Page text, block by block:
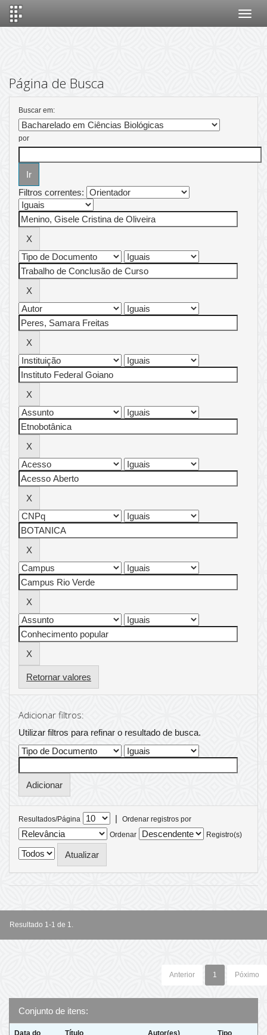
Página de Busca
Buscar em:
por
Filtros correntes:
Retornar valores
Adicionar filtros:
Utilizar filtros para refinar o resultado de busca.
Resultados/Página |
Ordenar registros por
Ordenar
Registro(s)
Resultado 1-1 de 1.
Anterior 1 Póximo
Conjunto de itens:
Data do
Título Autor(es) Tipo